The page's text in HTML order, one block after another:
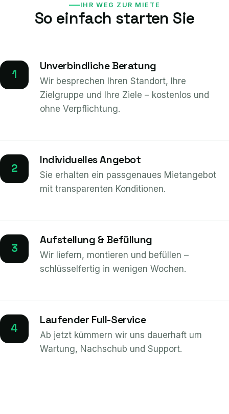
IHR WEG ZUR MIETE
So einfach starten Sie
1
Unverbindliche Beratung
Wir besprechen Ihren Standort, Ihre
Zielgruppe und Ihre Ziele – kostenlos und
ohne Verpflichtung.
2
Individuelles Angebot
Sie erhalten ein passgenaues Mietangebot
mit transparenten Konditionen.
3
Aufstellung & Befüllung
Wir liefern, montieren und befüllen –
schlüsselfertig in wenigen Wochen.
4
Laufender Full-Service
Ab jetzt kümmern wir uns dauerhaft um
Wartung, Nachschub und Support.